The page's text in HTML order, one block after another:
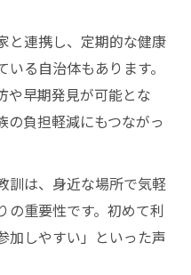
と連携し、定期的な健康
る自治体もあります。
や早期発見が可能とな
の負担軽減にもつながっ
訓は、身近な場所で気軽
の重要性です。初めて利
加しやすい」といった声